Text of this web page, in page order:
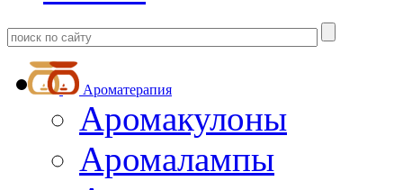
Ароматерапия
Аромакулоны
Аромалампы